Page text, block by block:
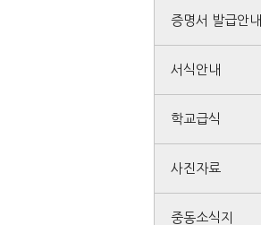
증명서 발급안내
서식안내
학교급식
사진자료
중동소식지